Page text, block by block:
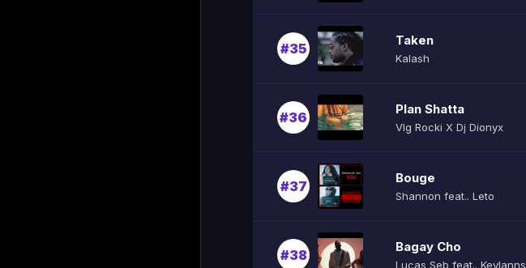
#35
Taken
Kalash
#36
Plan Shatta
Vlg Rocki X Dj Dionyx
#37
Bouge
Shannon feat.. Leto
#38
Bagay Cho
Lucas Seb feat.. Keylanns